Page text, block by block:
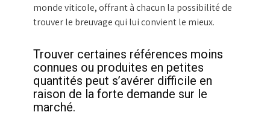
monde viticole, offrant à chacun la possibilité de
trouver le breuvage qui lui convient le mieux.
Trouver certaines références moins
connues ou produites en petites
quantités peut s’avérer difficile en
raison de la forte demande sur le
marché.